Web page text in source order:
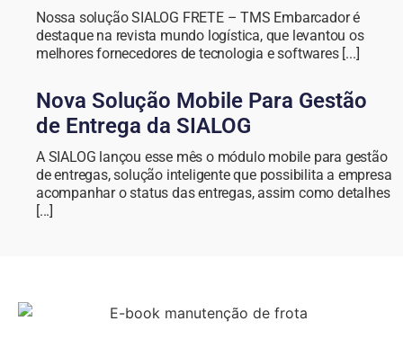
Nossa solução SIALOG FRETE – TMS Embarcador é
destaque na revista mundo logística, que levantou os
melhores fornecedores de tecnologia e softwares [...]
Nova Solução Mobile Para Gestão
de Entrega da SIALOG
A SIALOG lançou esse mês o módulo mobile para gestão
de entregas, solução inteligente que possibilita a empresa
acompanhar o status das entregas, assim como detalhes
[...]